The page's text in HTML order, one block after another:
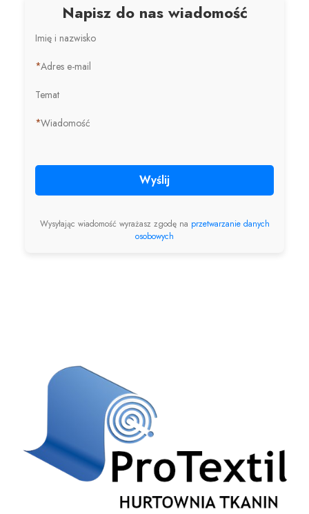
Napisz do nas wiadomość
Imię i nazwisko
*Adres e-mail
Temat
*Wiadomość
Wyślij
Wysyłając wiadomość wyrażasz zgodę na przetwarzanie danych
osobowych